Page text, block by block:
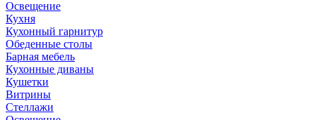
Освещение
Кухня
Кухонный гарнитур
Обеденные столы
Барная мебель
Кухонные диваны
Кушетки
Витрины
Стеллажи